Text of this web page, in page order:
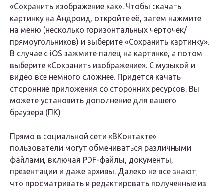
«Сохранить изображение как». Чтобы скачать
картинку на Андроид, откройте её, затем нажмите
на меню (несколько горизонтальных черточек/
прямоугольников) и выберите «Сохранить картинку».
В случае с iOS зажмите палец на картинке, а потом
выберите «Сохранить изображение». С музыкой и
видео все немного сложнее. Придется качать
сторонние приложения со сторонних ресурсов. Вы
можете установить дополнение для вашего
браузера (ПК)
Прямо в социальной сети «ВКонтакте»
пользователи могут обмениваться различными
файлами, включая PDF-файлы, документы,
презентации и даже архивы. Далеко не все знают,
что просматривать и редактировать полученные из